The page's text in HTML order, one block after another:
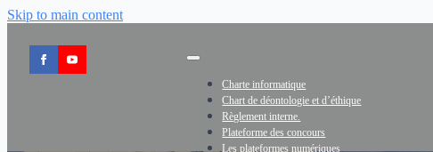
Skip to main content
Charte informatique
Chart de déontologie et d’éthique
Règlement interne.
Plateforme des concours
Les plateformes numériques